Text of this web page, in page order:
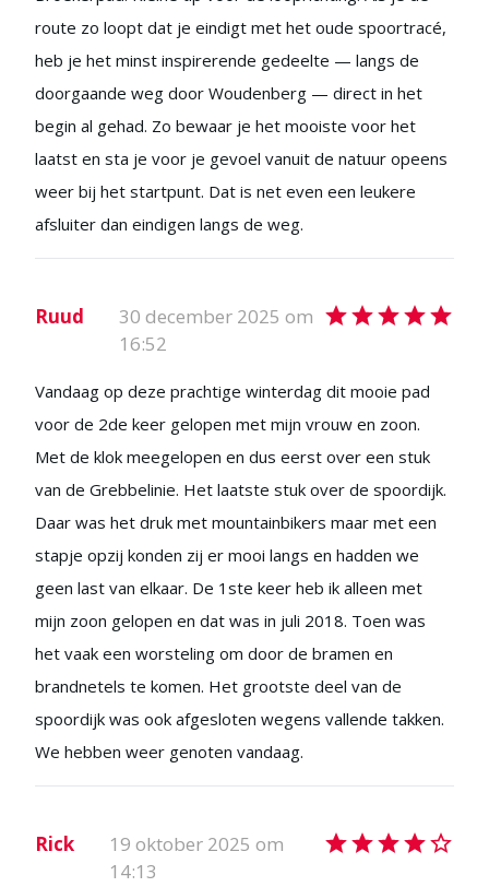
route zo loopt dat je eindigt met het oude spoortracé,
heb je het minst inspirerende gedeelte — langs de
doorgaande weg door Woudenberg — direct in het
begin al gehad. Zo bewaar je het mooiste voor het
laatst en sta je voor je gevoel vanuit de natuur opeens
weer bij het startpunt. Dat is net even een leukere
afsluiter dan eindigen langs de weg.
Ruud
30 december 2025 om
16:52
Vandaag op deze prachtige winterdag dit mooie pad
voor de 2de keer gelopen met mijn vrouw en zoon.
Met de klok meegelopen en dus eerst over een stuk
van de Grebbelinie. Het laatste stuk over de spoordijk.
Daar was het druk met mountainbikers maar met een
stapje opzij konden zij er mooi langs en hadden we
geen last van elkaar. De 1ste keer heb ik alleen met
mijn zoon gelopen en dat was in juli 2018. Toen was
het vaak een worsteling om door de bramen en
brandnetels te komen. Het grootste deel van de
spoordijk was ook afgesloten wegens vallende takken.
We hebben weer genoten vandaag.
Rick
19 oktober 2025 om
14:13